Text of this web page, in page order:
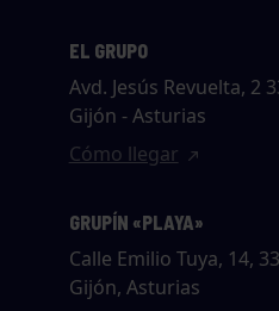
EL GRUPO
Avd. Jesús Revuelta, 2
Gijón - Asturias
Cómo llegar
GRUPÍN «PLAYA»
Calle Emilio Tuya, 14,
Gijón, Asturias